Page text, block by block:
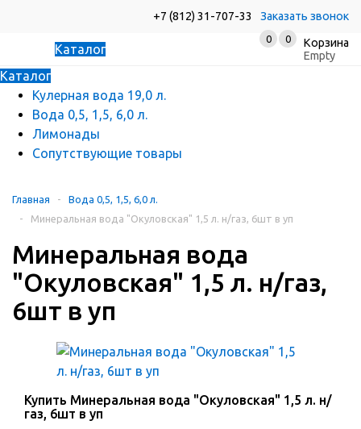
+7 (812) 31-707-33 Заказать звонок
Каталог
0 0
Корзина
Empty
Каталог
Кулерная вода 19,0 л.
Вода 0,5, 1,5, 6,0 л.
Лимонады
Сопутствующие товары
Главная -
Вода 0,5, 1,5, 6,0 л.
-
Минеральная вода "Окуловская" 1,5 л. н/газ, 6шт в уп
Минеральная вода
"Окуловская" 1,5 л. н/газ,
6шт в уп
Купить Минеральная вода "Окуловская" 1,5 л. н/
газ, 6шт в уп